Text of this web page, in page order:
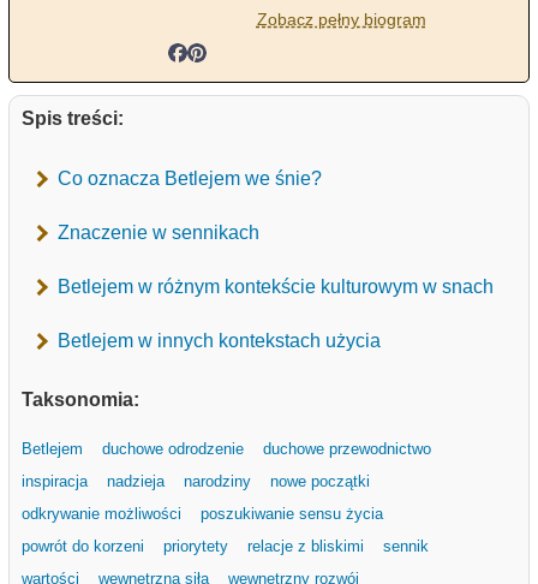
Zobacz pełny biogram
Spis treści:
Co oznacza Betlejem we śnie?
Znaczenie w sennikach
Betlejem w różnym kontekście kulturowym w snach
Betlejem w innych kontekstach użycia
Taksonomia:
Betlejem duchowe odrodzenie
duchowe przewodnictwo
inspiracja
nadzieja narodziny
nowe początki
odkrywanie możliwości
poszukiwanie sensu życia
powrót do korzeni
priorytety relacje z bliskimi
sennik
wartości
wewnętrzna siła wewnętrzny rozwój